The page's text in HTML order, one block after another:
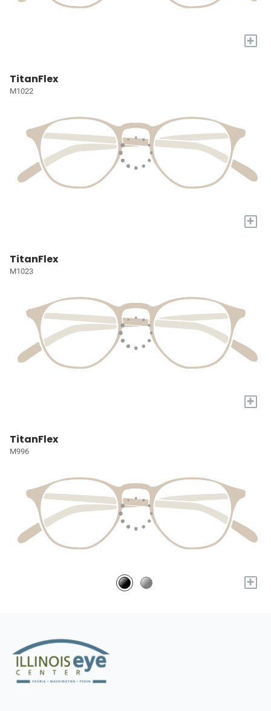
+
TitanFlex
M1022
+
TitanFlex
M1023
+
TitanFlex
M996
+